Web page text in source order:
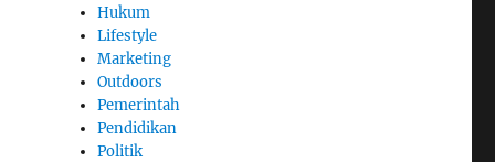
Hukum
Lifestyle
Marketing
Outdoors
Pemerintah
Pendidikan
Politik